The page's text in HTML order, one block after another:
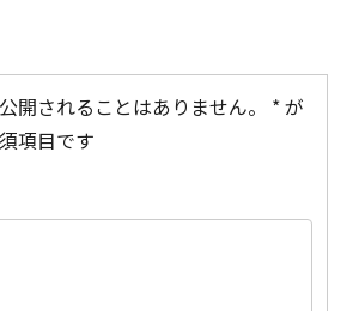
開されることはありません。
*が
項目です